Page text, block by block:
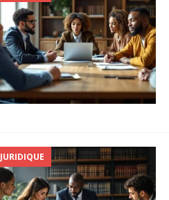
JURIDIQUE